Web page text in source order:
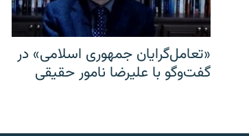
«تعامل‌گرایان جمهوری اسلامی» در
گفت‌وگو با علیرضا نامور حقیقی